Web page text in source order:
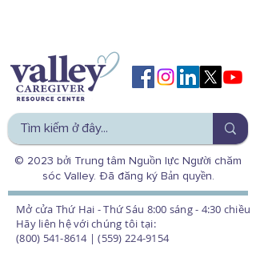
© 2023 bởi Trung tâm Nguồn lực Người chăm
sóc Valley. Đã đăng ký Bản quyền.
Mở cửa Thứ Hai - Thứ Sáu 8:00 sáng - 4:30 chiều
Hãy liên hệ với chúng tôi tại:
(800) 541-8614 | (559) 224-9154